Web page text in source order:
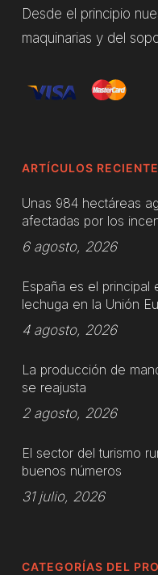
Desde el principio
maquinarias y del
ARTÍCULOS
Unas 984 hectáreas
afectadas por los
6 agosto, 2026
España es el principal
lechuga en la Unión
4 agosto, 2026
La producción de
se reajusta
2 agosto, 2026
El sector del turismo
buenos números
31 julio, 2026
CATEGORÍAS DEL